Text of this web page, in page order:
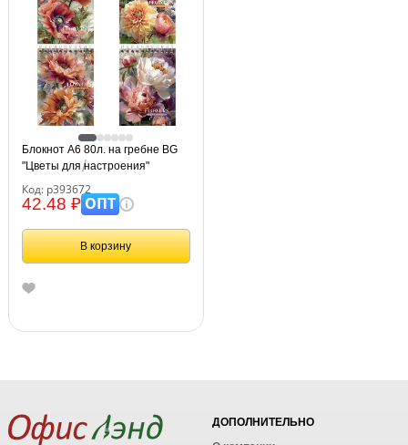
Блокнот А6 80л. на гребне BG
"Цветы для настроения"
Код: р393672
42.48 ₽ОПТ
В корзину
ДОПОЛНИТЕЛЬНО